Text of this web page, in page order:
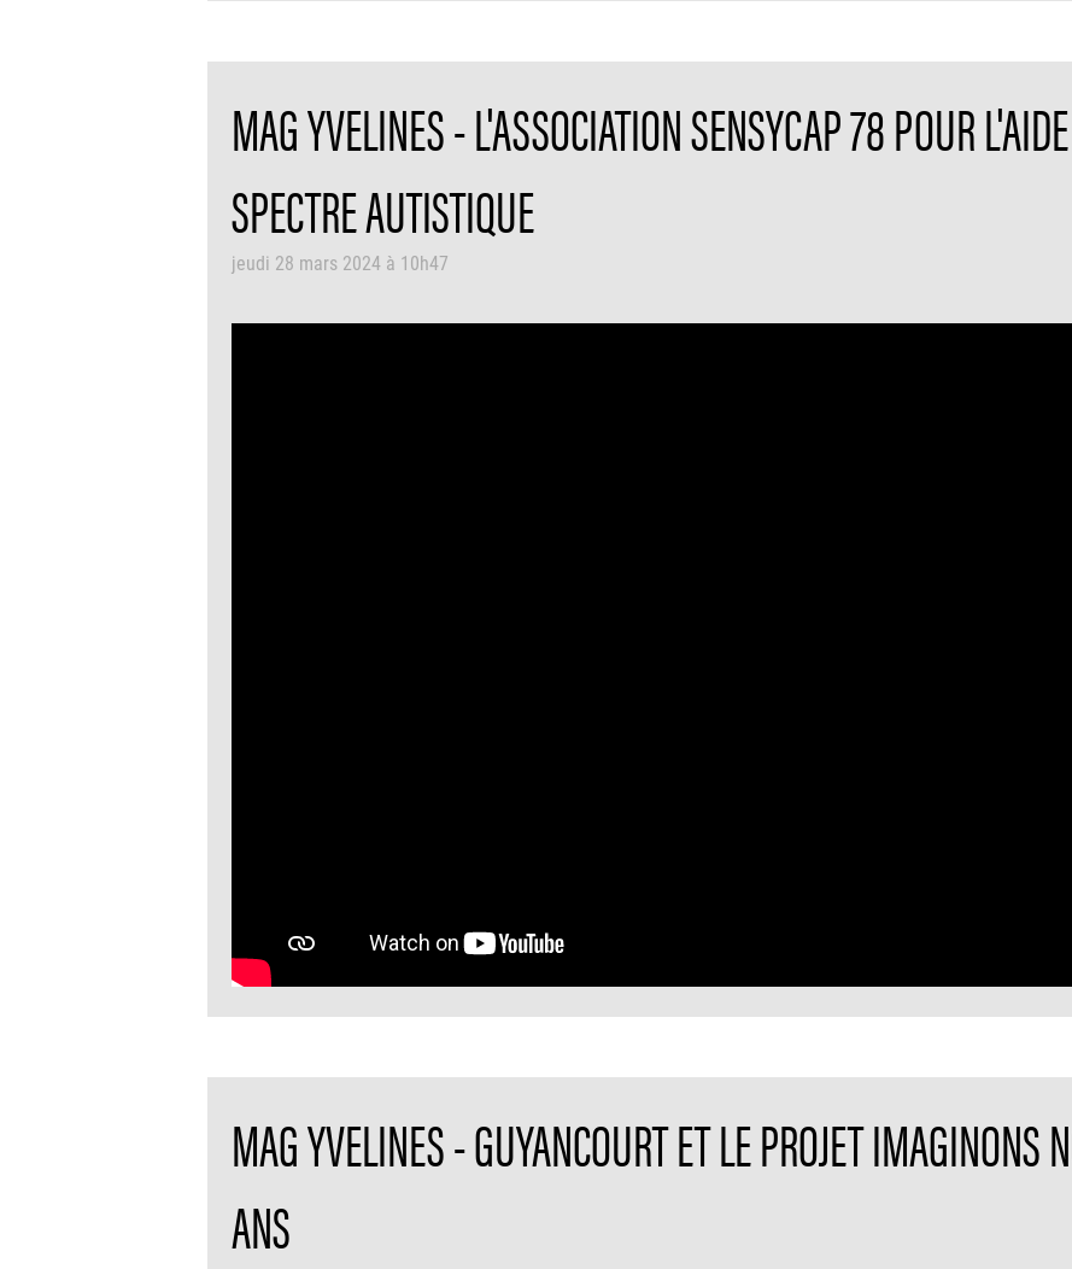
MAG YVELINES - L'ASSOCIATION SENSYCAP 78 POUR
SPECTRE AUTISTIQUE
jeudi 28 mars 2024 à 10h47
MAG YVELINES - GUYANCOURT ET LE PROJET IMAGINONS
ANS